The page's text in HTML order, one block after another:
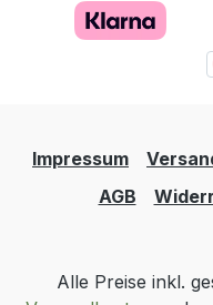
Impressum
AGB
Alle Preise inkl.